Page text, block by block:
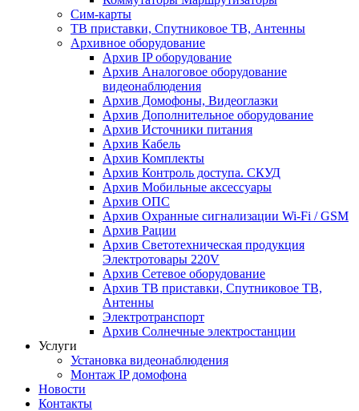
Сим-карты
ТВ приставки, Спутниковое ТВ, Антенны
Архивное оборудование
Архив IP оборудование
Архив Аналоговое оборудование
видеонаблюдения
Архив Домофоны, Видеоглазки
Архив Дополнительное оборудование
Архив Источники питания
Архив Кабель
Архив Комплекты
Архив Контроль доступа. СКУД
Архив Мобильные аксессуары
Архив ОПС
Архив Охранные сигнализации Wi-Fi / GSM
Архив Рации
Архив Светотехническая продукция
Электротовары 220V
Архив Сетевое оборудование
Архив ТВ приставки, Спутниковое ТВ,
Антенны
Электротранспорт
Архив Солнечные электростанции
Услуги
Установка видеонаблюдения
Монтаж IP домофона
Новости
Контакты